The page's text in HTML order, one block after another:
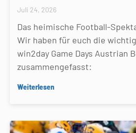
Juli 24, 2026
Das heimische Football-
Wir haben für euch die
win2day Game Days Austrian
zusammengefasst:
Weiterlesen